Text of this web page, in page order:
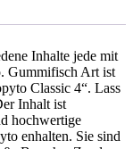
Inhalte jede mit
Gummifisch Art ist
Classic 4“. Lass
Inhalt ist
hochwertige
enhalten. Sie sind